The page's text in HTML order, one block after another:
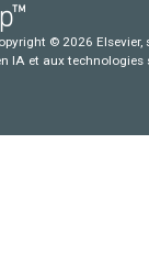
© 2026
IA et aux